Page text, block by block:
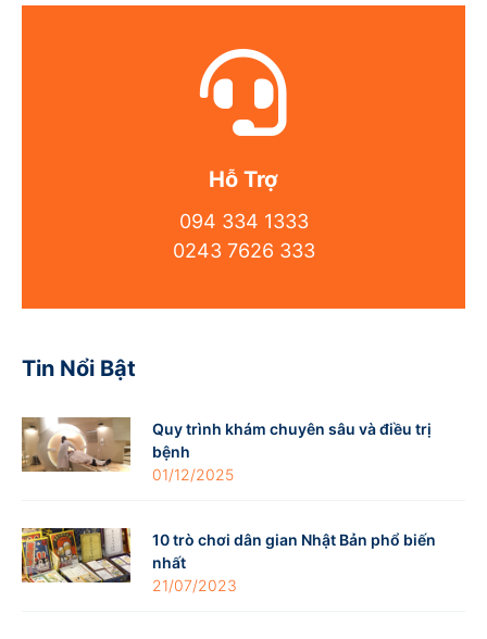
Hỗ Trợ
094 334 1333
0243 7626 333
Tin Nổi Bật
Quy trình khám chuyên sâu và điều trị
bệnh
01/12/2025
10 trò chơi dân gian Nhật Bản phổ biến
nhất
21/07/2023